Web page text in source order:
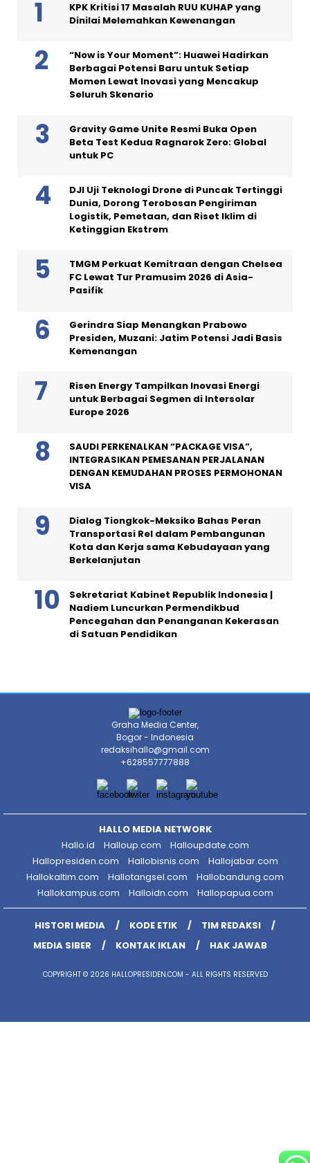
KPK Kritisi 17 Masalah RUU KUHAP yang
Dinilai Melemahkan Kewenangan
“Now is Your Moment”: Huawei Hadirkan
Berbagai Potensi Baru untuk Setiap
Momen Lewat Inovasi yang Mencakup
Seluruh Skenario
Gravity Game Unite Resmi Buka Open
Beta Test Kedua Ragnarok Zero: Global
untuk PC
DJI Uji Teknologi Drone di Puncak Tertinggi
Dunia, Dorong Terobosan Pengiriman
Logistik, Pemetaan, dan Riset Iklim di
Ketinggian Ekstrem
TMGM Perkuat Kemitraan dengan Chelsea
FC Lewat Tur Pramusim 2026 di Asia-
Pasifik
Gerindra Siap Menangkan Prabowo
Presiden, Muzani: Jatim Potensi Jadi Basis
Kemenangan
Risen Energy Tampilkan Inovasi Energi
untuk Berbagai Segmen di Intersolar
Europe 2026
SAUDI PERKENALKAN “PACKAGE VISA”,
INTEGRASIKAN PEMESANAN PERJALANAN
DENGAN KEMUDAHAN PROSES PERMOHONAN
VISA
Dialog Tiongkok-Meksiko Bahas Peran
Transportasi Rel dalam Pembangunan
Kota dan Kerja sama Kebudayaan yang
Berkelanjutan
Sekretariat Kabinet Republik Indonesia |
Nadiem Luncurkan Permendikbud
Pencegahan dan Penanganan Kekerasan
di Satuan Pendidikan
Graha Media Center,
Bogor - Indonesia
redaksihallo@gmail.com
+628557777888
HALLO MEDIA NETWORK
Hallo.id
Halloup.com
Halloupdate.com
Hallopresiden.com
Hallobisnis.com
Hallojabar.com
Hallokaltim.com
Hallotangsel.com
Hallobandung.com
Hallokampus.com
Halloidn.com Hallopapua.com
HISTORI MEDIA KODE ETIK
TIM REDAKSI
MEDIA SIBER
KONTAK IKLAN HAK JAWAB
COPYRIGHT © 2026 HALLOPRESIDEN.COM - ALL RIGHTS RESERVED